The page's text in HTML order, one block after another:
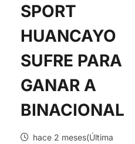
SPORT
HUANCAYO
SUFRE PARA
GANAR A
BINACIONAL
hace 2 meses(Última